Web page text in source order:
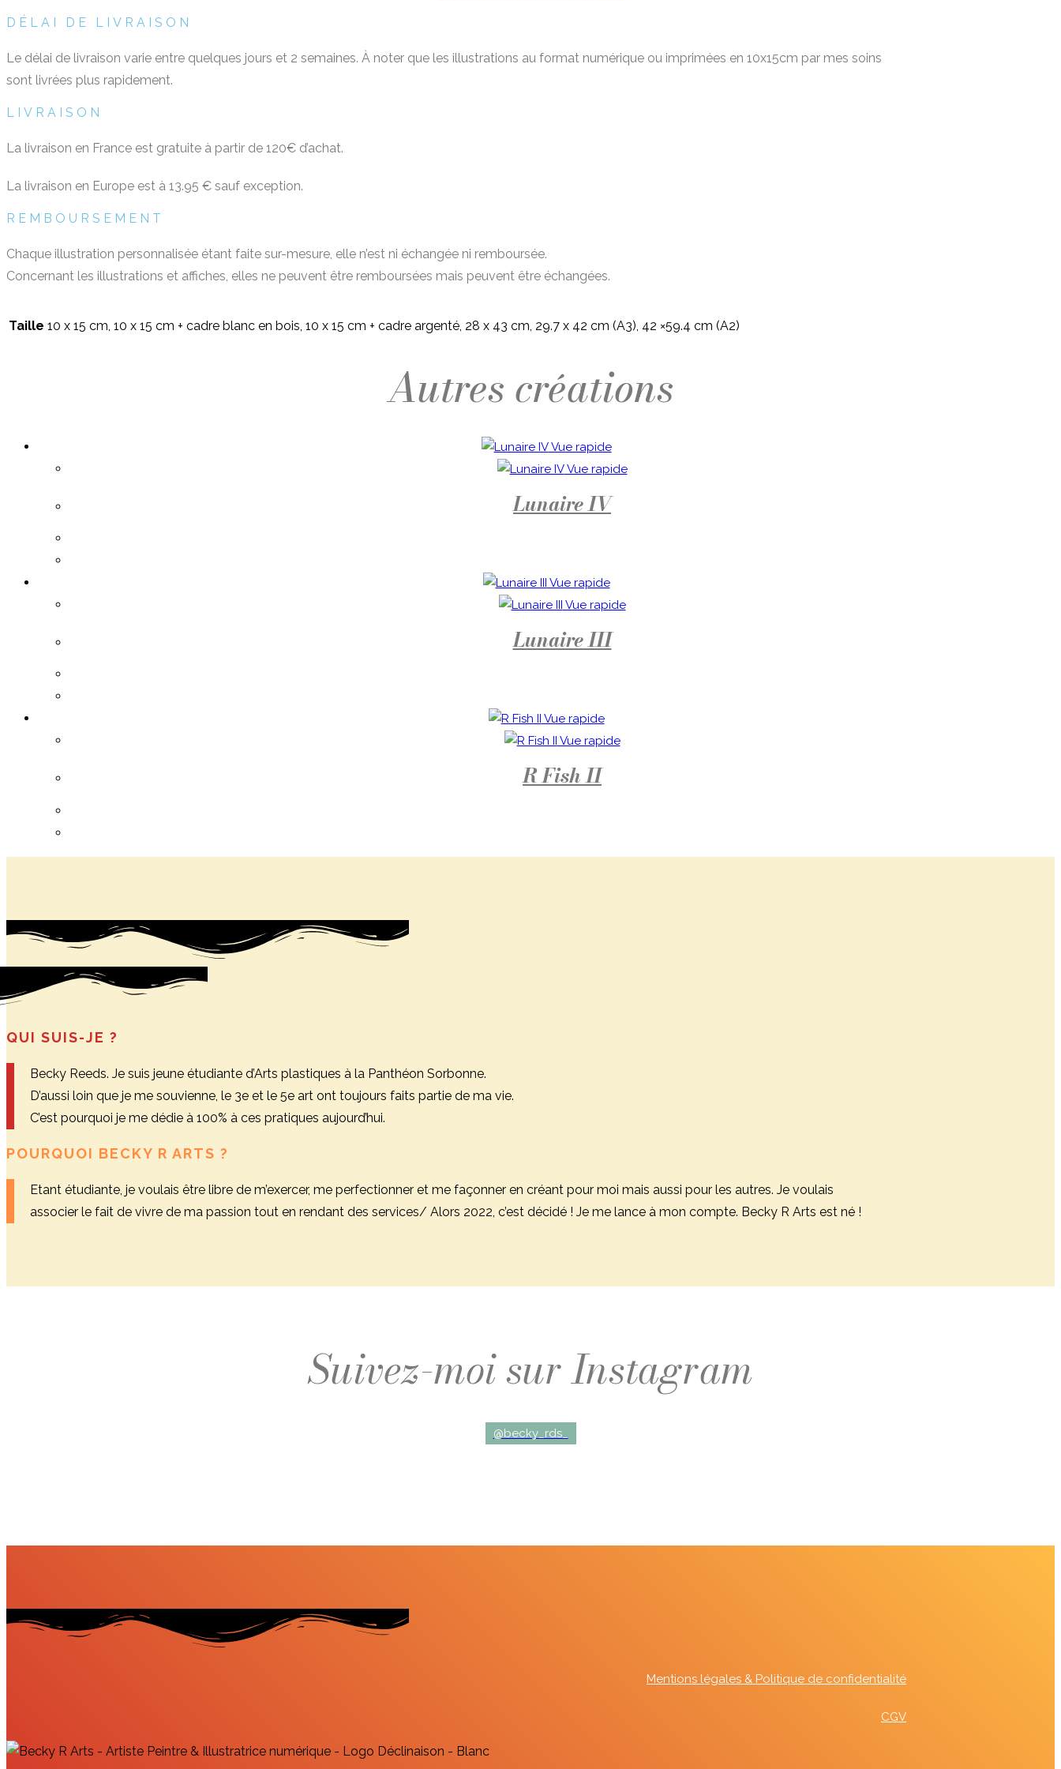
DÉLAI DE LIVRAISON
Le délai de livraison varie entre quelques jours et 2 semaines. À noter que les illustrations au format numérique ou imprimées en 10x15cm par mes soins
sont livrées plus rapidement.
LIVRAISON
La livraison en France est gratuite à partir de 120€ d’achat.
La livraison en Europe est à 13.95 € sauf exception.
REMBOURSEMENT
Chaque illustration personnalisée étant faite sur-mesure, elle n’est ni échangée ni remboursée.
Concernant les illustrations et affiches, elles ne peuvent être remboursées mais peuvent être échangées.
Taille 10 x 15 cm, 10 x 15 cm + cadre blanc en bois, 10 x 15 cm + cadre argenté, 28 x 43 cm, 29.7 x 42 cm (A3), 42 ×59.4 cm (A2)
Vue rapide
Vue rapide
Lunaire IV
Vue rapide
Vue rapide
Lunaire III
Vue rapide
Vue rapide
R Fish II
QUI SUIS-JE ?
Becky Reeds. Je suis jeune étudiante d’Arts plastiques à la Panthéon Sorbonne.
D’aussi loin que je me souvienne, le 3e et le 5e art ont toujours faits partie de ma vie.
C’est pourquoi je me dédie à 100% à ces pratiques aujourd’hui.
POURQUOI BECKY R ARTS ?
Etant étudiante, je voulais être libre de m’exercer, me perfectionner et me façonner en créant pour moi mais aussi pour les autres. Je voulais
associer le fait de vivre de ma passion tout en rendant des services/ Alors 2022, c’est décidé ! Je me lance à mon compte. Becky R Arts est né !
Suivez-moi sur Instagram
@becky_rds_
Mentions légales & Politique de confidentialité
CGV